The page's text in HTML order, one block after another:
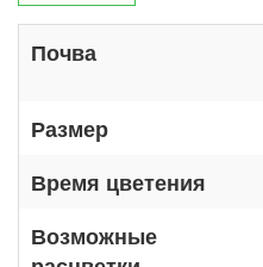
Почва
Размер
Время цветения
Возможные